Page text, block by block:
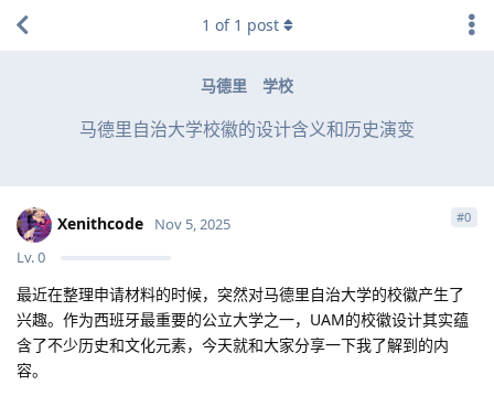
马德里 学校
马德里自治大学校徽的设计含义和历史演变
1 of 1 post
Xenithcode
Lv.0
Nov 5, 2025 #0
最近在整理申请材料的时候，突然对马德里自治大学的校徽产生了
兴趣。作为西班牙最重要的公立大学之一，UAM的校徽设计其实蕴
含了不少历史和文化元素，今天就和大家分享一下我了解到的内
容。